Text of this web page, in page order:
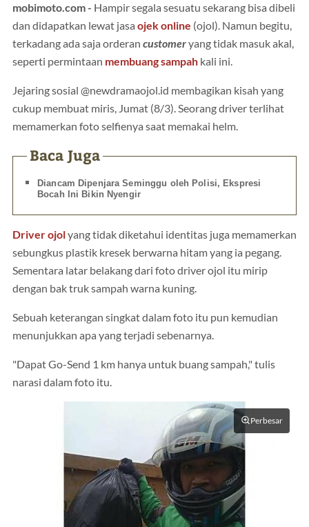
mobimoto.com - Hampir segala sesuatu sekarang bisa dibeli
dan didapatkan lewat jasa ojek online (ojol). Namun begitu,
terkadang ada saja orderan customeryang tidak masuk akal,
seperti permintaan membuang sampah kali ini.
Jejaring sosial @newdramaojol.id membagikan kisah yang
cukup membuat miris, Jumat (8/3). Seorang driver terlihat
memamerkan foto selfienya saat memakai helm.
Baca Juga
Diancam Dipenjara Seminggu oleh Polisi, Ekspresi
Bocah Ini Bikin Nyengir
Driver ojolyang tidak diketahui identitas juga memamerkan
sebungkus plastik kresek berwarna hitam yang ia pegang.
Sementara latar belakang dari foto driver ojol itu mirip
dengan bak truk sampah warna kuning.
Sebuah keterangan singkat dalam foto itu pun kemudian
menunjukkan apa yang terjadi sebenarnya.
"Dapat Go-Send 1 km hanya untuk buang sampah," tulis
narasi dalam foto itu.
Perbesar